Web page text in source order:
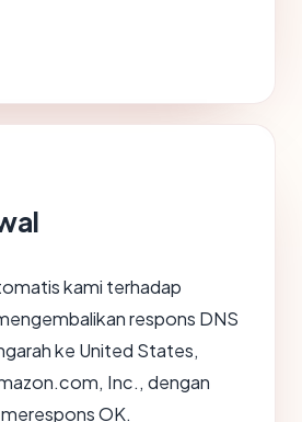
kami terhadap
respons DNS
ke United States,
Inc., dengan
OK.